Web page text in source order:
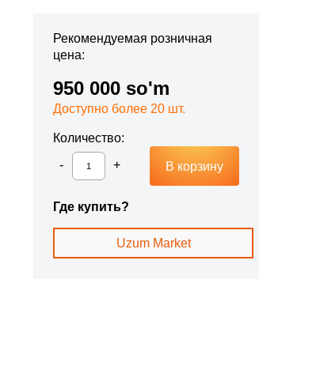
Рекомендуемая розничная
цена:
950 000 so'm
Доступно более 20 шт.
Количество:
В корзину
Где купить?
Uzum Market